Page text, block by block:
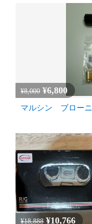
¥8,000 ¥6,800
マルシン ブローニ
¥18,888 ¥10,766